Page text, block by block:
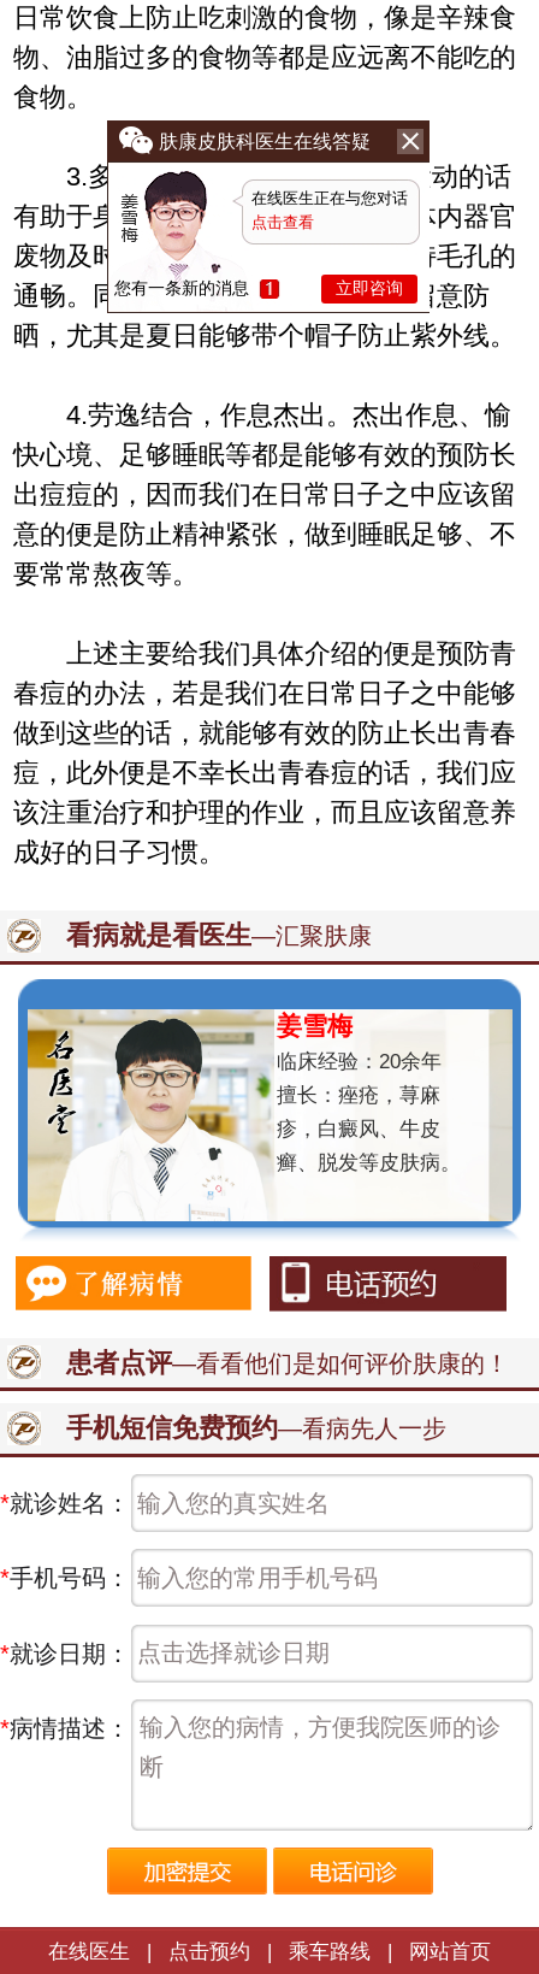
日常饮食上防止吃刺激的食物，像是辛辣食
物、油脂过多的食物等都是应远离不能吃的
食物。
3.多做运动，留意防晒。常常运动的话
有助于身体血液循环，会使得患者体内器官
废物及时排出，会使得患者皮肤保持毛孔的
通畅。同时咱们在日子之中还需求留意防
晒，尤其是夏日能够带个帽子防止紫外线。
4.劳逸结合，作息杰出。杰出作息、愉
快心境、足够睡眠等都是能够有效的预防长
出痘痘的，因而我们在日常日子之中应该留
意的便是防止精神紧张，做到睡眠足够、不
要常常熬夜等。
上述主要给我们具体介绍的便是预防青
春痘的办法，若是我们在日常日子之中能够
做到这些的话，就能够有效的防止长出青春
痘，此外便是不幸长出青春痘的话，我们应
该注重治疗和护理的作业，而且应该留意养
成好的日子习惯。
看病就是看医生—汇聚肤康
姜雪梅
临床经验：20余年
擅长：痤疮，荨麻
疹，白癜风、牛皮
癣、脱发等皮肤病。
患者点评—看看他们是如何评价肤康的！
手机短信免费预约—看病先人一步
*就诊姓名：
*手机号码：
*就诊日期：
*病情描述：
在线医生 | 点击预约 | 乘车路线 | 网站首页
肤康皮肤科医生在线答疑
在线医生正在与您对话
点击查看
您有一条新的消息 立即咨询